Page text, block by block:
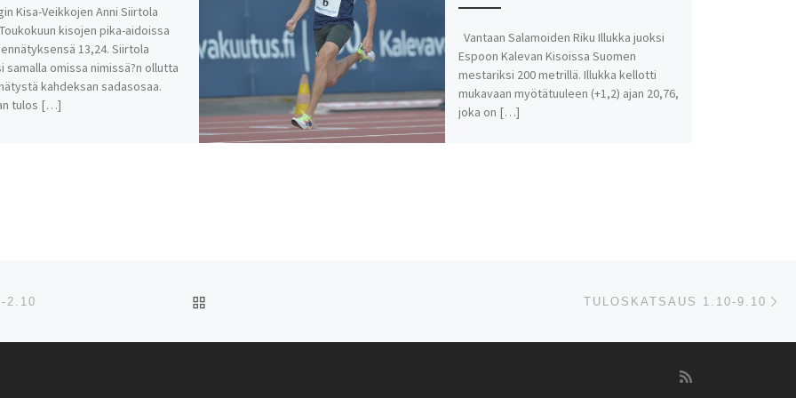
Kisa-Veikkojen Anni Siirtola
kisojen pika-aidoissa
13,24. Siirtola
samalla omissa nimissä?n ollutta
kahdeksan sadasosaa.
tulos […]
Vantaan Salamoiden Riku Illukka juoksi
Espoon Kalevan Kisoissa Suomen
mestariksi 200 metrillä. Illukka kellotti
mukavaan myötätuuleen (+1,2) ajan 20,76,
joka on […]
2.10 TULOSKATSAUS 1.10-9.10